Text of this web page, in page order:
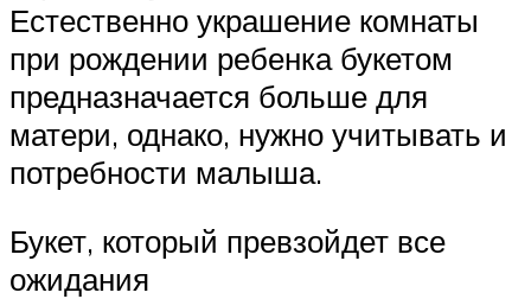
Естественно украшение комнаты
при рождении ребенка букетом
предназначается больше для
матери, однако, нужно учитывать и
потребности малыша.
Букет, который превзойдет все
ожидания